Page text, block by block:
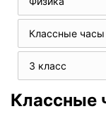
Классные часы
3 класс
Классные